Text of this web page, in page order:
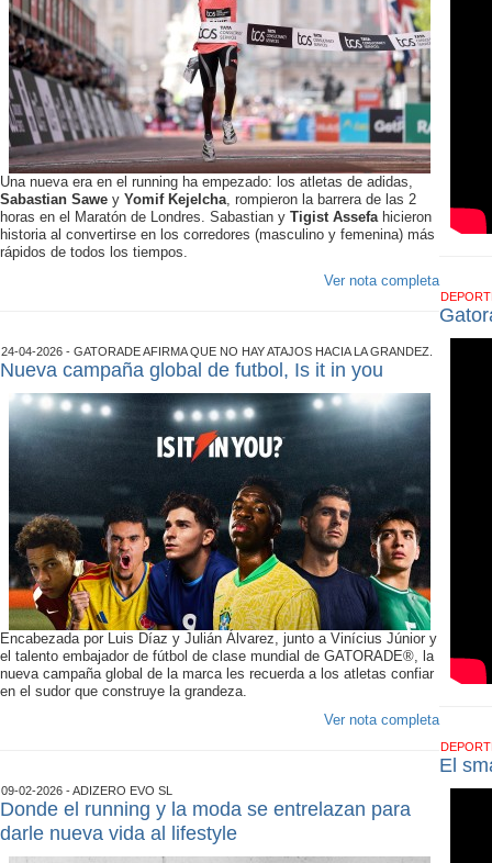
Una nueva era en el running ha empezado: los atletas de adidas,
Sabastian Sawe y Yomif Kejelcha, rompieron la barrera de las 2
horas en el Maratón de Londres. Sabastian y Tigist Assefahicieron
historia al convertirse en los corredores (masculino y femenina) más
rápidos de todos los tiempos.
Ver nota completa
24-04-2026 - GATORADE AFIRMA QUE NO HAY ATAJOS HACIA LA GRANDEZ.
Nueva campaña global de futbol, Is it in you
Encabezada por Luis Díaz y Julián Álvarez, junto a Vinícius Júnior y
el talento embajador de fútbol de clase mundial de GATORADE®, la
nueva campaña global de la marca les recuerda a los atletas confiar
en el sudor que construye la grandeza.
Ver nota completa
09-02-2026 - ADIZERO EVO SL
Donde el running y la moda se entrelazan para
darle nueva vida al lifestyle
El